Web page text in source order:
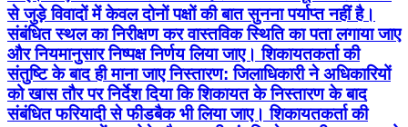
से जुड़े विवादों में केवल दोनों पक्षों की बात सुनना पर्याप्त नहीं है।
संबंधित स्थल का निरीक्षण कर वास्तविक स्थिति का पता लगाया जाए
और नियमानुसार निष्पक्ष निर्णय लिया जाए। शिकायतकर्ता की
संतुष्टि के बाद ही माना जाए निस्तारण: जिलाधिकारी ने अधिकारियों
को खास तौर पर निर्देश दिया कि शिकायत के निस्तारण के बाद
संबंधित फरियादी से फीडबैक भी लिया जाए। शिकायतकर्ता की